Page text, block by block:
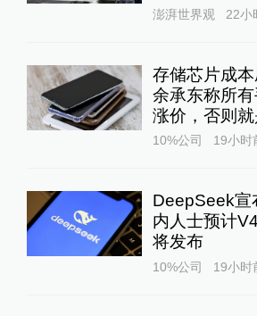
澎湃世界观 22小
存储芯片成本
余承东称所
涨价，否则
10%公司 19小时
DeepSeek宣
内人士预计
将发布
10%公司 19小时